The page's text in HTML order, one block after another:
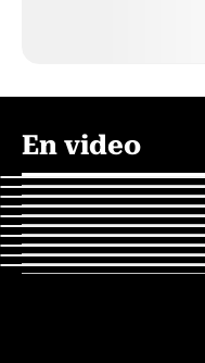
En video